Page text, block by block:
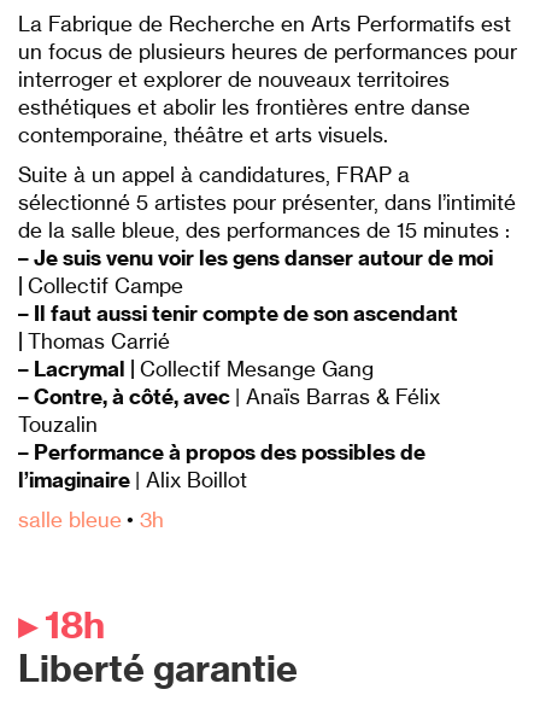
La Fabrique de Recherche en Arts Performatifs est
un focus de plusieurs heures de performances pour
interroger et explorer de nouveaux territoires
esthétiques et abolir les frontières entre danse
contemporaine, théâtre et arts visuels.
Suite à un appel à candidatures, FRAP a
sélectionné 5 artistes pour présenter, dans l’intimité
de la salle bleue, des performances de 15 minutes :
– Je suis venu voir les gens danser autour de moi
| Collectif Campe
– Il faut aussi tenir compte de son ascendant
| Thomas Carrié
– Lacrymal | Collectif Mesange Gang
– Contre, à côté, avec | Anaïs Barras & Félix
Touzalin
– Performance à propos des possibles de
l’imaginaire | Alix Boillot
salle bleue• 3h
▸ 18h
Liberté garantie